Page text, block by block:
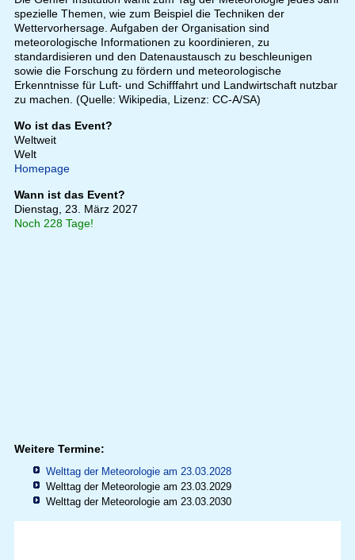
spezielle Themen, wie zum Beispiel die Techniken der
Wettervorhersage. Aufgaben der Organisation sind
meteorologische Informationen zu koordinieren, zu
standardisieren und den Datenaustausch zu beschleunigen
sowie die Forschung zu fördern und meteorologische
Erkenntnisse für Luft- und Schifffahrt und Landwirtschaft nutzbar
zu machen. (Quelle: Wikipedia, Lizenz: CC-A/SA)
Wo ist das Event?
Weltweit
Welt
Homepage
Wann ist das Event?
Dienstag, 23. März 2027
Noch 228 Tage!
Weitere Termine:
Welttag der Meteorologie am 23.03.2028
Welttag der Meteorologie am 23.03.2029
Welttag der Meteorologie am 23.03.2030